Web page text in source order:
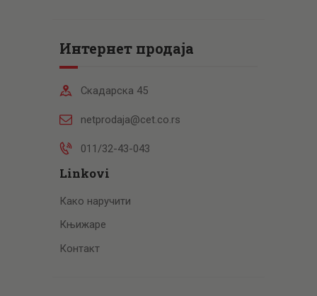
Интернет продаја
Скадарска 45
netprodaja@cet.co.rs
011/32-43-043
Linkovi
Како наручити
Књижаре
Контакт